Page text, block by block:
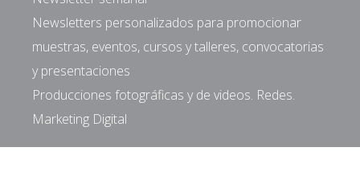
Newsletters personalizados para promocionar
muestras, eventos, cursos y talleres, convocatorias
y presentaciones
Producciones fotográficas y de videos. Redes.
Marketing Digital